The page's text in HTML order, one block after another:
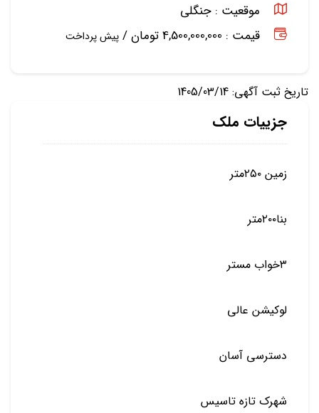
موقعیت : جنگلی
قیمت : 4,500,000,000 تومان /
پیش پرداخت
تاریخ ثبت آگهی: 1405/03/14
جزییات ملک
زمین ۲۵۰متر
بنا۲۰۰متر
۳خواب مستر
لوکیشن عالی
دسترسی آسان
شهرک تازه تاسیس